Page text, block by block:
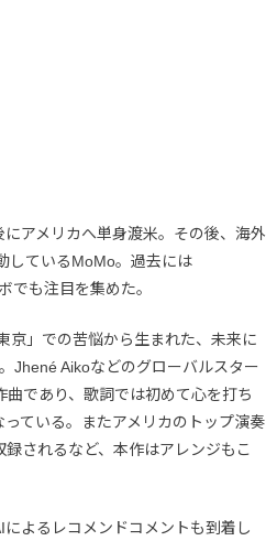
アメリカへ単身渡米。その後、海外
しているMoMo。過去には
でも注目を集めた。
京」での苦悩から生まれた、未来に
Jhené Aikoなどのグローバルスター
であり、歌詞では初めて心を打ち
ている。またアメリカのトップ演奏
されるなど、本作はアレンジもこ
よるレコメンドコメントも到着し